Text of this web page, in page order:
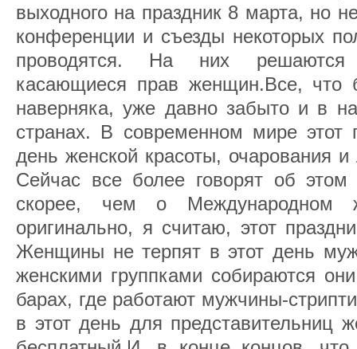
выходного на праздник 8 марта, но
конференции и съезды некоторых
проводятся. На них решаются
касающиеся прав женщин.Все, что
наверняка, уже давно забыто и в
странах. В современном мире этот
день женской красоты, очарования
Сейчас все более говорят об
скорее, чем о Международном
оригинально, я считаю, этот
Женщины не терпят в этот день
женскими группками собираются
барах, где работают мужчины-
в этот день для представительниц